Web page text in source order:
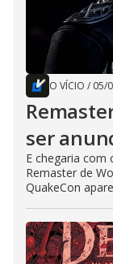
O VÍCIO / 05/
ser
E chegaria com
Remaster de
QuakeCon